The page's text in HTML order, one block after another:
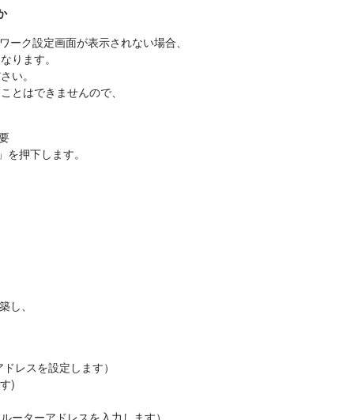
ク設定画面が表示されない場合、
ります。
い。
とはできませんので、
押下します。
、
レスを設定します）
)
ーターアドレスを入力します）